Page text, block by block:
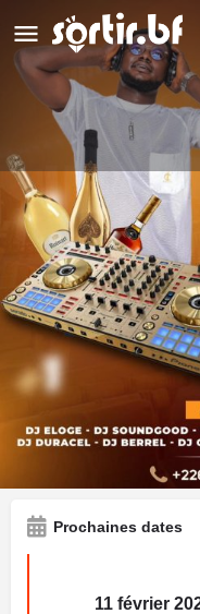
DJ ADAMS :
Détails Avis 0
Laisser un avis
Type d'événement
Soirée Djing
Prochaines dates
11 février